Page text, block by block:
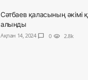
Сәтбаев қаласының әкімі
алынды
Ақпан 14, 2024 chat_bubble 0 visibility 2.8k